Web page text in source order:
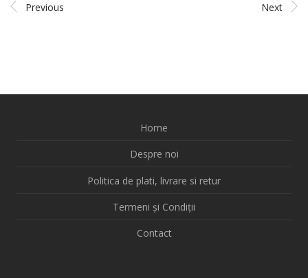
Previous Next
Home
Despre noi
Politica de plati, livrare si retur
Termeni și Condiții
Contact